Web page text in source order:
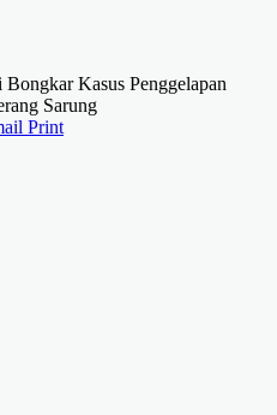
Kasus Penggelapan
Sarung
Print